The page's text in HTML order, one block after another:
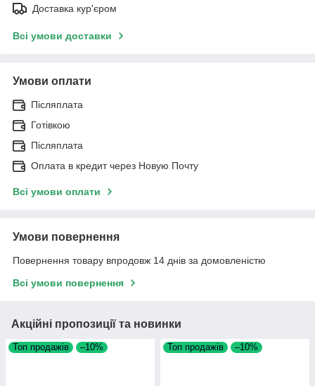
Доставка кур'єром
Всі умови доставки
Умови оплати
Післяплата
Готівкою
Післяплата
Оплата в кредит через Новую Почту
Всі умови оплати
Умови повернення
Повернення товару впродовж 14 днів за домовленістю
Всі умови повернення
Акційні пропозиції та новинки
Топ продажів –10% Топ продажів –10%